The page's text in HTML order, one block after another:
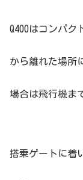
Q400はコンパ
から離れた場所
場合は飛行機ま
搭乗ゲートに着